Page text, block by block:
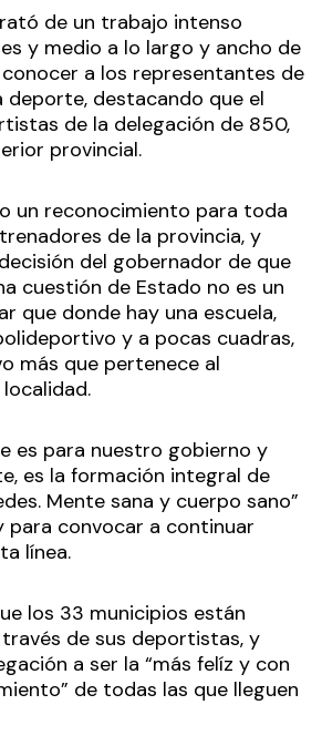
de un trabajo intenso
y medio a lo largo y ancho de
a los representantes de
deporte, destacando que el
de la delegación de 850,
provincial.
un reconocimiento para toda
de la provincia, y
del gobernador de que
cuestión de Estado no es un
que donde hay una escuela,
y a pocas cuadras,
más que pertenece al
es para nuestro gobierno y
es la formación integral de
Mente sana y cuerpo sano”
para convocar a continuar
línea.
los 33 municipios están
de sus deportistas, y
a ser la “más felíz y con
de todas las que lleguen